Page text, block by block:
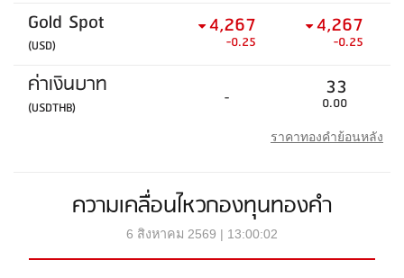
Gold Spot
(USD)
4,267
-0.25
4,267
-0.25
ค่าเงินบาท
(USDTHB) - 33
0.00
ราคาทองคำย้อนหลัง
ความเคลื่อนไหวกองทุนทองคำ
6 สิงหาคม 2569 | 13:00:02